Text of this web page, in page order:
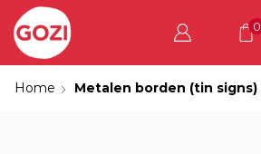
0
Home Metalen borden (tin signs)